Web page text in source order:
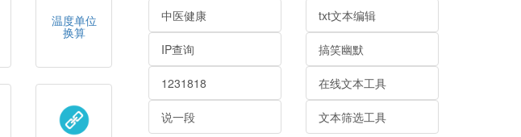
温度单位
换算
中医健康 txt文本编辑
IP查询 搞笑幽默
1231818 在线文本工具
说一段 文本筛选工具